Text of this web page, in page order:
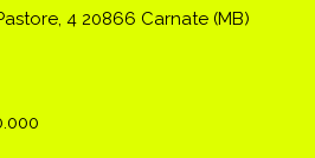
4 20866 Carnate (MB)